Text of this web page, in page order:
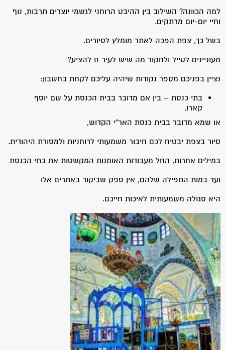
למה הכוונה? השילוב בין ההיבט הרוחני לגשמי יוצרים תרבות, נוף
וחיי יום-יום מרתקים.
בשל כך, צפת הפכה לאתר מומלץ לסיורים.
מעוניינים לטייל ולחקור מה שיש לעיר זו להציע?
נציין בפניכם מספר נקודות שיהיה עליכם לקחת בחשבון:
בתי כנסת – בין אם מדובר בבית הכנסת על שם יוסף
קארו,
או שמא מדובר בבית כנסת האר"י הקדוש,
סיור בצפת יבטיח לכם חיבור משמעותי לרוחניות ולמסורת היהודית.
במילים אחרות, החל מעבודות האומנות המקשטות את בתי הכנסת
ועד במות התפילה שלהם, אין ספק שביקור באתרים אלו
היא סגולה משמעותית לאיכות חייכם.